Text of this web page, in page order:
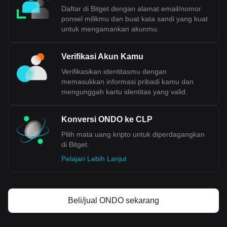
nilai CLP dapat berfluktuasi terhadap USD berdasarkan
kondisi pasar, faktor ekonomi, dan keputusan kebijakan
moneter yang dibuat oleh Bank Sentral Chili.
Data pertukaran kripto ke fiat Bitget menunjukkan
bahwa pasangan perdagangan Ondo yang paling
populer adalah ONDO ke CLP, dengan kode Ondo
adalah ONDO. Gunakan kalkulator mata uang kripto
kami sekarang untuk melihat berapa banyak mata
Daftar di Bitget dengan alamat email/nomor
ponsel milikmu dan buat kata sandi yang kuat
untuk mengamankan akunmu.
Verifikasi Akun Kamu
Verifikasikan identitasmu dengan
memasukkan informasi pribadi kamu dan
mengunggah kartu identitas yang valid.
Konversi ONDO ke CLP
Pilih mata uang kripto untuk diperdagangkan
di Bitget.
Pelajari Lebih Lanjut
Beli/jual ONDO sekarang